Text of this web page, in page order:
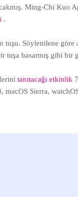
Ming-Chi
.
tuşu. Söylenilene
tuşa basarmış gibi bir
tanıtacağı etkinlik
macOS Sierra,